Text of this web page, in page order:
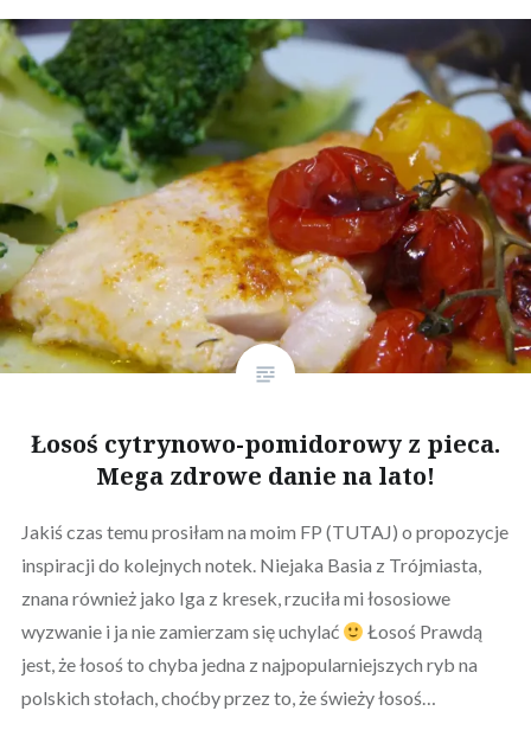
Łosoś cytrynowo-pomidorowy z pieca.
Mega zdrowe danie na lato!
Jakiś czas temu prosiłam na moim FP (TUTAJ) o propozycje
inspiracji do kolejnych notek. Niejaka Basia z Trójmiasta,
znana również jako Iga z kresek, rzuciła mi łososiowe
wyzwanie i ja nie zamierzam się uchylać
Łosoś Prawdą
jest, że łosoś to chyba jedna z najpopularniejszych ryb na
polskich stołach, choćby przez to, że świeży łosoś…